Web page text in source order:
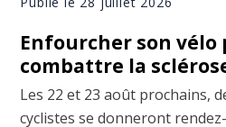
Enfourcher son vélo
combattre la
Les 22 et 23 août prochains,
cyclistes se donneront